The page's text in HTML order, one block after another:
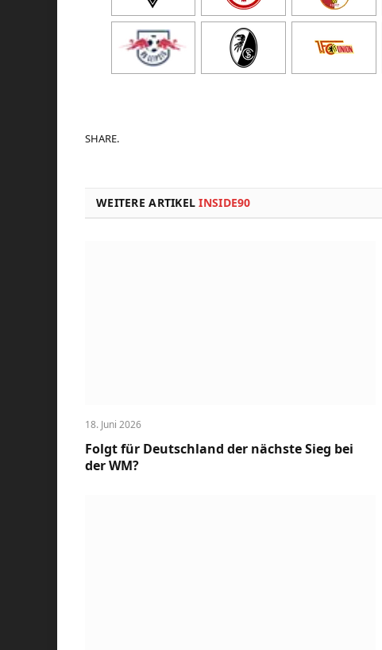
SHARE.
WEITERE ARTIKELINSIDE90
18. Juni 2026
Folgt für Deutschland der nächste Sieg bei
der WM?